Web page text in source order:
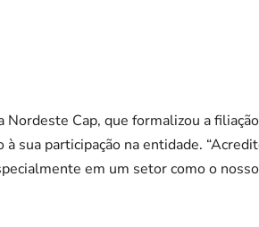
Cap, que formalizou a
sua participação na entidade.
em um setor como o